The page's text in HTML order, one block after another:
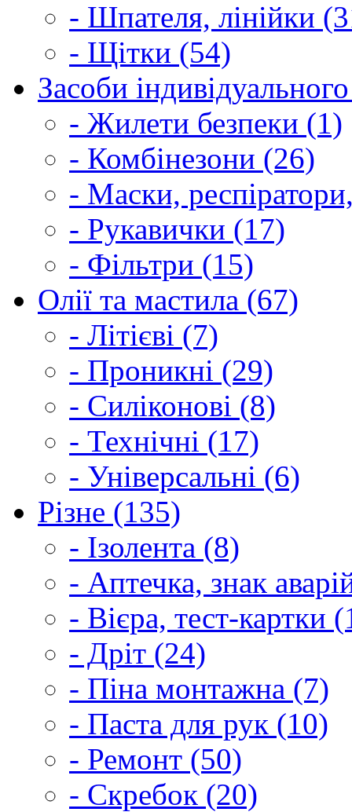
- Шпателя, лінійки
- Щітки (54)
Засоби
- Жилети безпеки (1)
- Комбінезони (26)
- Маски,
- Рукавички (17)
- Фільтри (15)
Олії та мастила (67)
- Літієві (7)
- Проникні (29)
- Силіконові (8)
- Технічні (17)
- Універсальні (6)
Різне (135)
- Ізолента (8)
- Аптечка, знак
- Вієра, тест-картки
- Дріт (24)
- Піна монтажна (7)
- Паста для рук (10)
- Ремонт (50)
- Скребок (20)